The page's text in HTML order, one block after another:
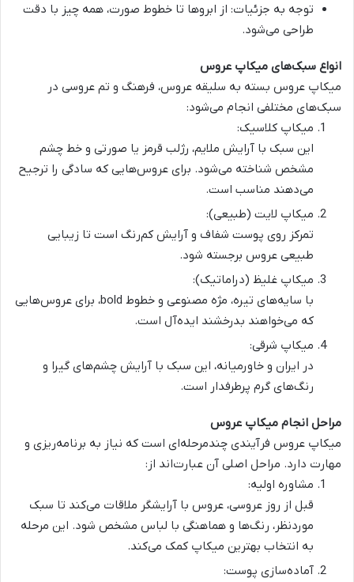
توجه به جزئیات: از ابروها تا خطوط صورت، همه چیز با دقت
طراحی می‌شود.
انواع سبک‌های میکاپ عروس
میکاپ عروس بسته به سلیقه عروس، فرهنگ و تم عروسی در
سبک‌های مختلفی انجام می‌شود:
میکاپ کلاسیک:
این سبک با آرایش ملایم، رژلب قرمز یا صورتی و خط چشم
مشخص شناخته می‌شود. برای عروس‌هایی که سادگی را ترجیح
می‌دهند مناسب است.
میکاپ لایت (طبیعی):
تمرکز روی پوست شفاف و آرایش کم‌رنگ است تا زیبایی
طبیعی عروس برجسته شود.
میکاپ غلیظ (دراماتیک):
با سایه‌های تیره، مژه مصنوعی و خطوط bold، برای عروس‌هایی
که می‌خواهند بدرخشند ایده‌آل است.
میکاپ شرقی:
در ایران و خاورمیانه، این سبک با آرایش چشم‌های گیرا و
رنگ‌های گرم پرطرفدار است.
مراحل انجام میکاپ عروس
میکاپ عروس فرآیندی چندمرحله‌ای است که نیاز به برنامه‌ریزی و
مهارت دارد. مراحل اصلی آن عبارت‌اند از:
مشاوره اولیه:
قبل از روز عروسی، عروس با آرایشگر ملاقات می‌کند تا سبک
موردنظر، رنگ‌ها و هماهنگی با لباس مشخص شود. این مرحله
به انتخاب بهترین میکاپ کمک می‌کند.
آماده‌سازی پوست: